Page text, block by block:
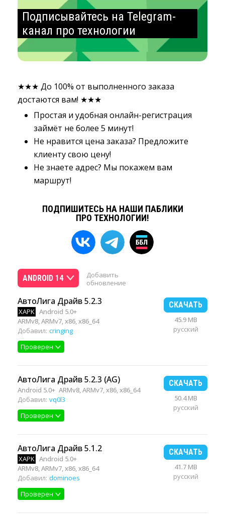
Подписывайтесь на Telegram-
канал про технологии
★★★ До 100% от выполненного заказа
достаются вам! ★★★
Простая и удобная онлайн-регистрация
займёт не более 5 минут!
Не нравится цена заказа? Предложите
клиенту свою цену!
Не знаете адрес? Мы покажем вам
маршрут!
ПОДПИШИТЕСЬ НА НАШИ ПАБЛИКИ
ПРО ТЕХНОЛОГИИ!
ANDROID 14
Добавить
обновление
АвтоЛига Драйв 5.2.3
XAPK Android 5.0+
ARMv8, ARMv7, x86, x86_64
Добавил: cringing
Проверен
СКАЧАТЬ
45.9 MB
русский
АвтоЛига Драйв 5.2.3 (AG)
Android 5.0+ ARMv8, ARMv7, x86, x86_64
Добавил: vq0l3
Проверен
СКАЧАТЬ
50.4 MB
русский
АвтоЛига Драйв 5.1.2
XAPK Android 5.0+
ARMv8, ARMv7, x86, x86_64
Добавил: dominoes
Проверен
СКАЧАТЬ
41.7 MB
русский